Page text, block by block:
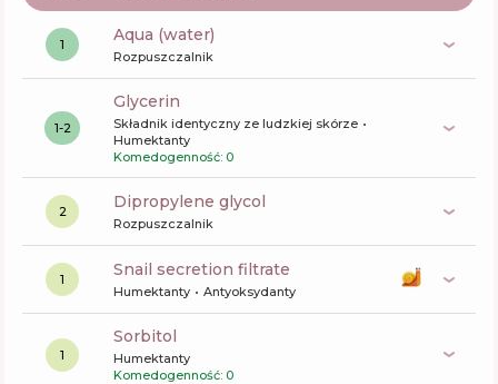
1 aqua (water)
Rozpuszczalnik
1-2
glycerin
Składnik identyczny ze ludzkiej skórze
Humektanty
Komedogenność: 0
2 dipropylene glycol
Rozpuszczalnik
1 snail secretion filtrate
Humektanty Antyoksydanty
1
sorbitol
Humektanty
Komedogenność: 0